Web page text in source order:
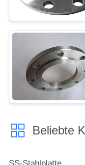
Beliebte